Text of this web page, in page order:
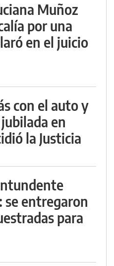
Muñoz
por una
en el juicio
con el auto y
en
la Justicia
entregaron
para